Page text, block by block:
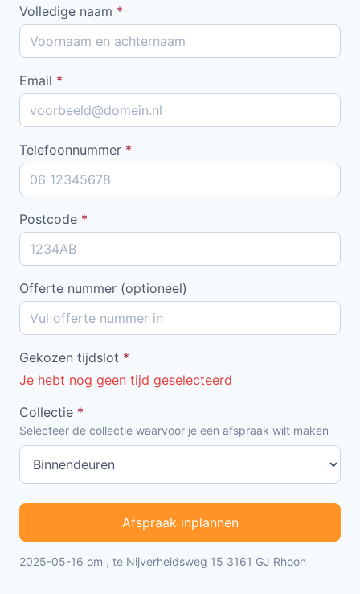
Volledige naam *
Email *
Telefoonnummer *
Postcode *
Offerte nummer (optioneel)
Gekozen tijdslot *
Je hebt nog geen tijd geselecteerd
Collectie *
Selecteer de collectie waarvoor je een afspraak wilt maken
Afspraak inplannen
2025-05-16 om , te Nijverheidsweg 15 3161 GJ Rhoon